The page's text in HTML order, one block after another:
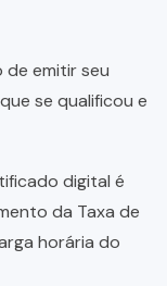
emitir seu
se qualificou e
digital é
da Taxa de
horária do